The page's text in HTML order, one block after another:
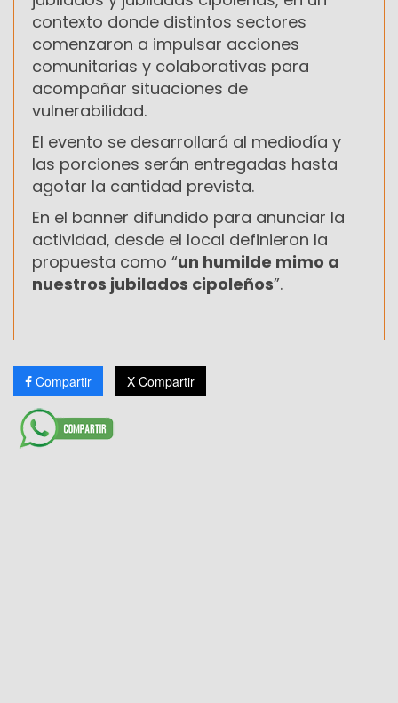
contexto donde distintos sectores
comenzaron a impulsar acciones
comunitarias y colaborativas para
acompañar situaciones de
vulnerabilidad.
El evento se desarrollará al mediodía y
las porciones serán entregadas hasta
agotar la cantidad prevista.
En el banner difundido para anunciar la
actividad, desde el local definieron la
propuesta como “un humilde mimo a
nuestros jubilados cipoleños”.
Compartir X Compartir